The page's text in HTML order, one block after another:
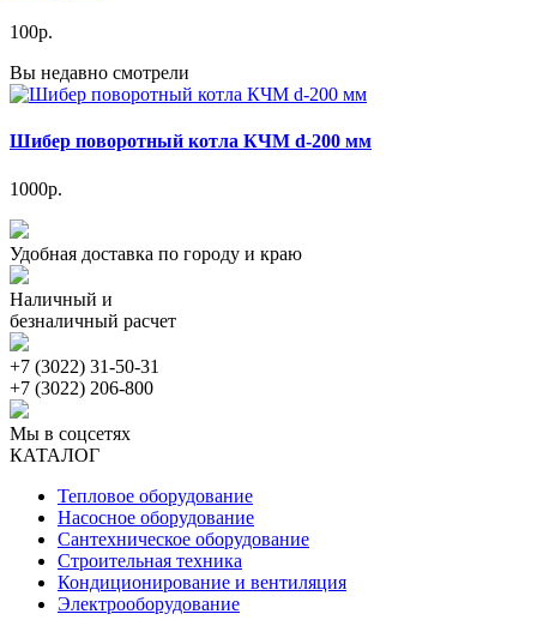
100р.
Вы недавно смотрели
Шибер поворотный котла КЧМ d-200 мм
1000р.
Удобная доставка по городу и краю
Наличный и
безналичный расчет
+7 (3022) 31-50-31
+7 (3022) 206-800
Мы в соцсетях
КАТАЛОГ
Тепловое оборудование
Насосное оборудование
Сантехническое оборудование
Строительная техника
Кондиционирование и вентиляция
Электрооборудование